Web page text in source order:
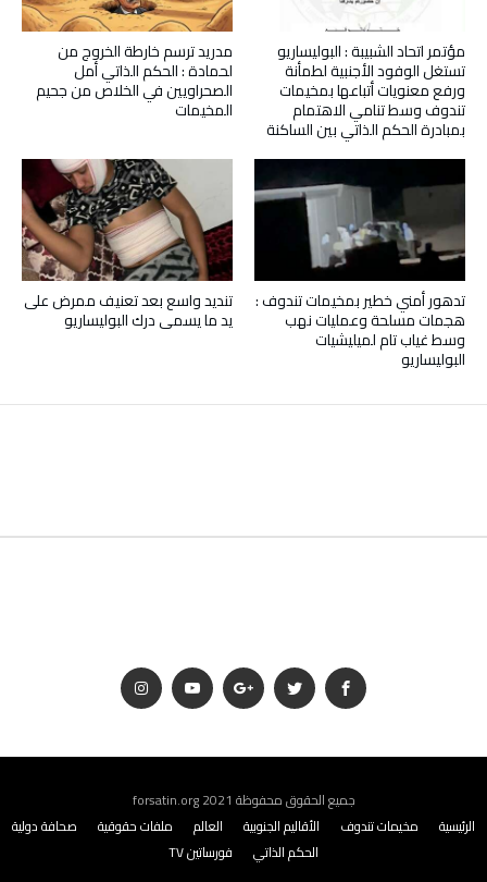
مدريد ترسم خارطة الخروج من
لحمادة : الحكم الذاتي أمل
الصحراويين في الخلاص من جحيم
المخيمات
مؤتمر اتحاد الشبيبة : البوليساريو
تستغل الوفود الأجنبية لطمأنة
ورفع معنويات أتباعها بمخيمات
تندوف وسط تنامي الاهتمام
بمبادرة الحكم الذاتي بين الساكنة
تنديد واسع بعد تعنيف ممرض على
يد ما يسمى درك البوليساريو
تدهور أمني خطير بمخيمات تندوف :
هجمات مسلحة وعمليات نهب
وسط غياب تام لميليشيات
البوليساريو
جميع الحقوق محفوظة 2021 forsatin.org
الرئيسية
مخيمات تندوف الأقاليم الجنوبية العالم ملفات حقوقية
صحافة دولية
الحكم الذاتي
فورساتين TV